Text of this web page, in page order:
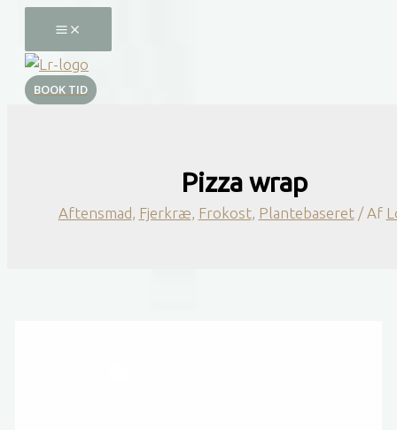
indholdet
BOOK TID
Pizza wrap
Aftensmad Fjerkræ Frokost, Plantebaseret/ Af